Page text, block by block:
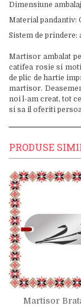
Dimensiune
Material pandantiv:
Sistem de prindere:
Martisor ambalat
catifea rosie si
de plic de hartie
martisor.
noi l-am creat, tot
si sa il oferiti
PRODUSE
Martisor